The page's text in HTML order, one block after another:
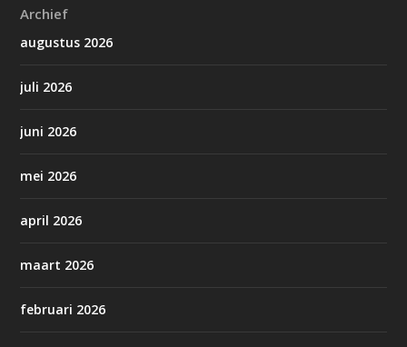
Archief
augustus 2026
juli 2026
juni 2026
mei 2026
april 2026
maart 2026
februari 2026